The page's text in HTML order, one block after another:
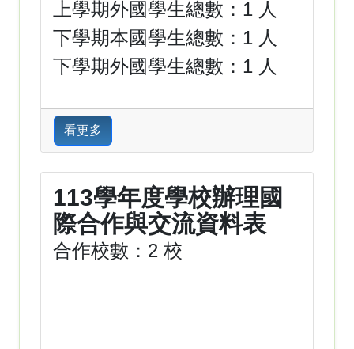
上學期外國學生總數：1 人
下學期本國學生總數：1 人
下學期外國學生總數：1 人
看更多
113學年度學校辦理國
際合作與交流資料表
合作校數：2 校